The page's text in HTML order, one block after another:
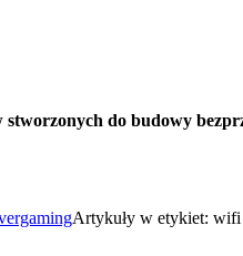
stworzonych do budowy
Artykuły w etykiet: wifi